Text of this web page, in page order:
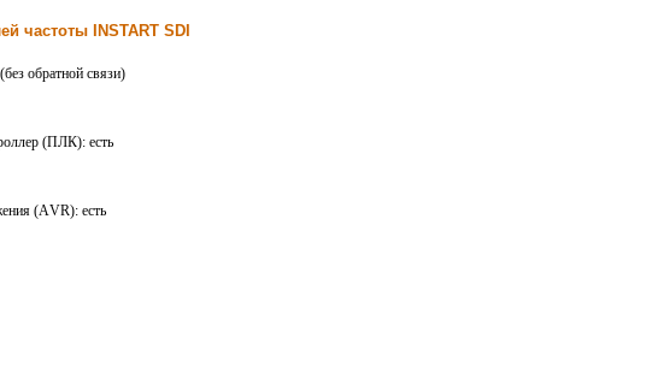
частоты INSTART SDI
обратной связи)
(ПЛК): есть
(АVR): есть